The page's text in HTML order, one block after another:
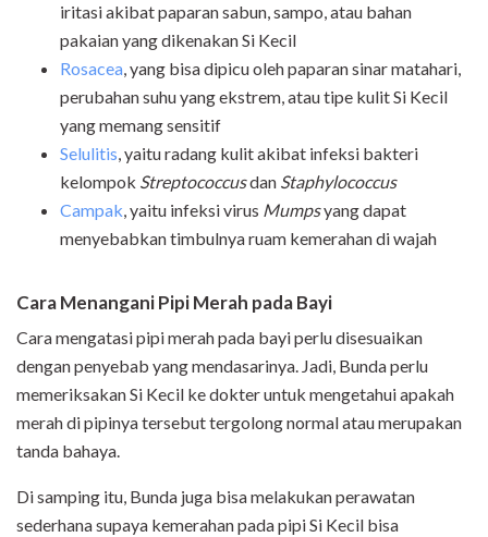
iritasi akibat paparan sabun, sampo, atau bahan
pakaian yang dikenakan Si Kecil
Rosacea, yang bisa dipicu oleh paparan sinar matahari,
perubahan suhu yang ekstrem, atau tipe kulit Si Kecil
yang memang sensitif
Selulitis, yaitu radang kulit akibat infeksi bakteri
kelompok Streptococcusdan Staphylococcus
Campak, yaitu infeksi virus Mumpsyang dapat
menyebabkan timbulnya ruam kemerahan di wajah
Cara Menangani Pipi Merah pada Bayi
Cara mengatasi pipi merah pada bayi perlu disesuaikan
dengan penyebab yang mendasarinya. Jadi, Bunda perlu
memeriksakan Si Kecil ke dokter untuk mengetahui apakah
merah di pipinya tersebut tergolong normal atau merupakan
tanda bahaya.
Di samping itu, Bunda juga bisa melakukan perawatan
sederhana supaya kemerahan pada pipi Si Kecil bisa